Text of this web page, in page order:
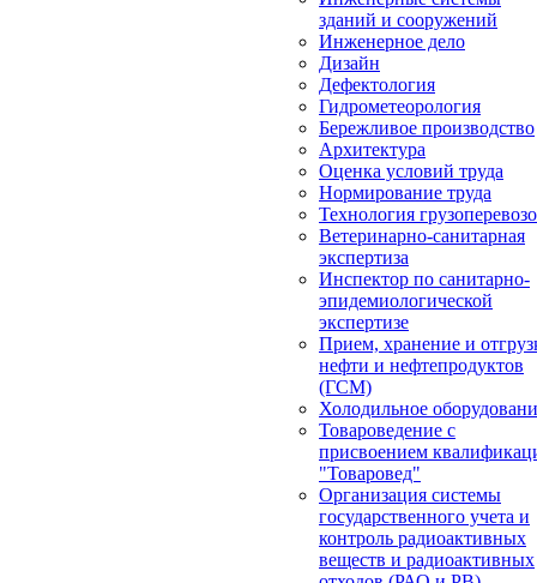
зданий и сооружений
Инженерное дело
Дизайн
Дефектология
Гидрометеорология
Бережливое производство
Архитектура
Оценка условий труда
Нормирование труда
Технология
Ветеринарно-санитарная
экспертиза
Инспектор по санитарно-
эпидемиологической
экспертизе
Прием, хранение и
нефти и нефтепродуктов
(ГСМ)
Холодильное
Товароведение с
присвоением
"Товаровед"
Организация системы
государственного учета и
контроль радиоактивных
веществ и радиоактивных